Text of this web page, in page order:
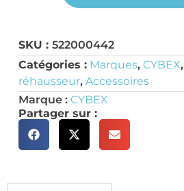
SKU : 522000442
Catégories : Marques, CYBEX,
réhausseur, Accessoires
Marque : CYBEX
Partager sur :